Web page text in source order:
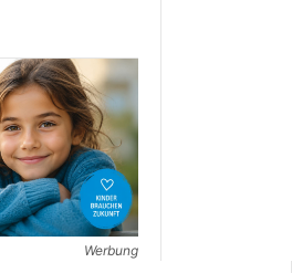
Werbung